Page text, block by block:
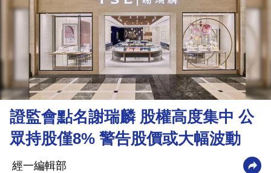
投
樓
市
理
財
商
證監會點名謝瑞麟 股權高度集中 公
眾持股僅8% 警告股價或大幅波動
經一編輯部